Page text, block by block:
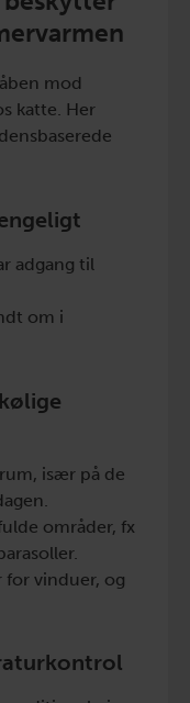
mod
katte. Her
adgang til
om i
især på de
områder, fx
for vinduer, og